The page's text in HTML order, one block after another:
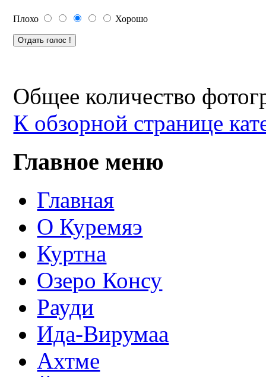
Плохо Хорошо
Общее количество
К обзорной странице
Главное меню
Главная
О Куремяэ
Куртна
Озеро Консу
Рауди
Ида-Вирумаа
Ахтме